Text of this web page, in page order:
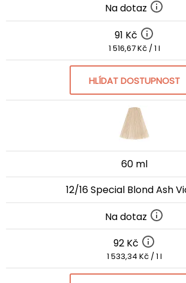
Na dotaz
91 Kč
1 516,67 Kč / 1 l
HLÍDAT DOSTUPNOST
60 ml
12/16 Special Blond Ash
Na dotaz
92 Kč
1 533,34 Kč / 1 l